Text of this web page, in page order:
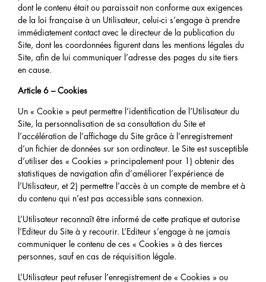
dont le contenu était ou paraissait non conforme aux exigences
de la loi française à un Utilisateur, celui-ci s’engage à prendre
immédiatement contact avec le directeur de la publication du
Site, dont les coordonnées figurent dans les mentions légales du
Site, afin de lui communiquer l’adresse des pages du site tiers
en cause.
Article 6 – Cookies
Un « Cookie » peut permettre l’identification de l’Utilisateur du
Site, la personnalisation de sa consultation du Site et
l’accélération de l’affichage du Site grâce à l’enregistrement
d’un fichier de données sur son ordinateur. Le Site est susceptible
d’utiliser des « Cookies » principalement pour 1) obtenir des
statistiques de navigation afin d’améliorer l’expérience de
l’Utilisateur, et 2) permettre l’accès à un compte de membre et à
du contenu qui n’est pas accessible sans connexion.
L’Utilisateur reconnaît être informé de cette pratique et autorise
l’Editeur du Site à y recourir. L’Editeur s’engage à ne jamais
communiquer le contenu de ces « Cookies » à des tierces
personnes, sauf en cas de réquisition légale.
L’Utilisateur peut refuser l’enregistrement de « Cookies » ou